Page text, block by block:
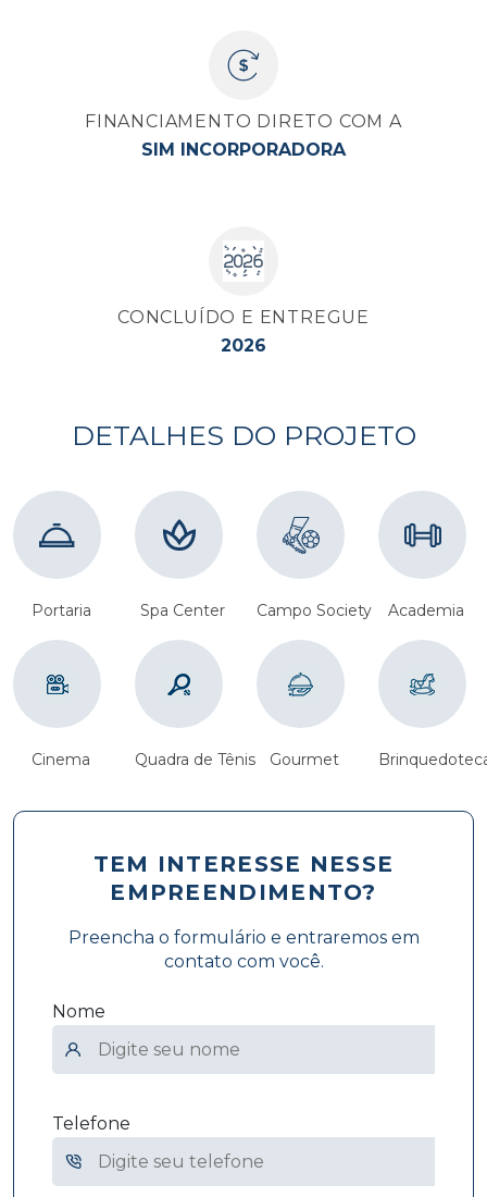
FINANCIAMENTO DIRETO COM A
SIM INCORPORADORA
CONCLUÍDO E ENTREGUE
2026
DETALHES DO PROJETO
Portaria Spa Center Campo Society Academia
Cinema Quadra de Tênis Gourmet
TEM INTERESSE NESSE
EMPREENDIMENTO?
Preencha o formulário e entraremos em
contato com você.
Nome
Telefone